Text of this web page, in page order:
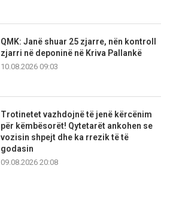
QMK: Janë shuar 25 zjarre, nën kontroll
zjarri në deponinë në Kriva Pallankë
10.08.2026 09:03
Trotinetet vazhdojnë të jenë kërcënim
për këmbësorët! Qytetarët ankohen se
vozisin shpejt dhe ka rrezik të të
godasin
09.08.2026 20:08